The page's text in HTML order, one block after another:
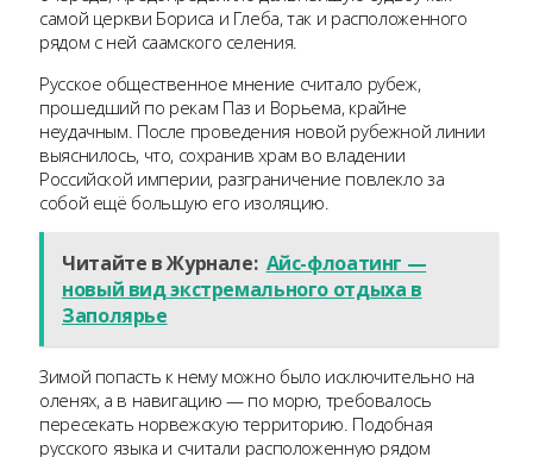
самой церкви Бориса и Глеба, так и расположенного
рядом с ней саамского селения.
Русское общественное мнение считало рубеж,
прошедший по рекам Паз и Ворьема, крайне
неудачным. После проведения новой рубежной линии
выяснилось, что, сохранив храм во владении
Российской империи, разграничение повлекло за
собой ещё большую его изоляцию.
Читайте в Журнале: Айс-флоатинг —
новый вид экстремального отдыха в
Заполярье
Зимой попасть к нему можно было исключительно на
оленях, а в навигацию — по морю, требовалось
пересекать норвежскую территорию. Подобная
русского языка и считали расположенную рядом